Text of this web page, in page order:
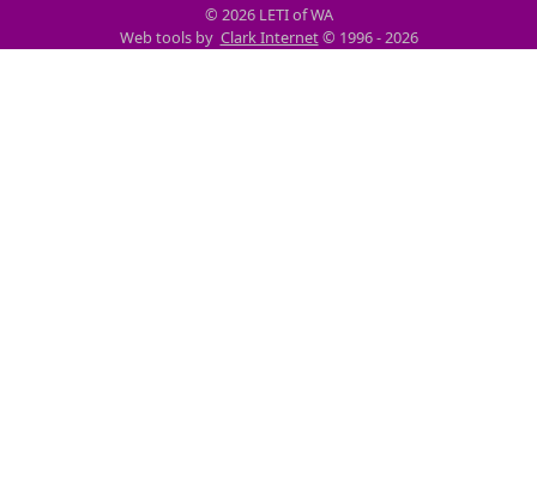
© 2026 LETI of WA
Web tools by Clark Internet© 1996 - 2026